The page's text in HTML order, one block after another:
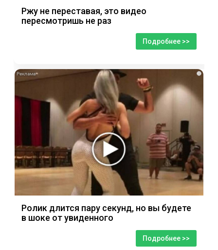
Ржу не переставая, это видео
пересмотришь не раз
Подробнее >>
i
Ролик длится пару секунд, но вы будете
в шоке от увиденного
Подробнее >>